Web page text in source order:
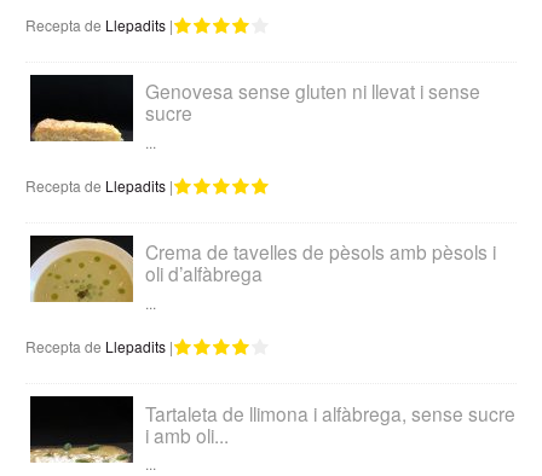
Recepta de Llepadits |
Genovesa sense gluten ni llevat i sense
sucre
...
Recepta de Llepadits |
Crema de tavelles de pèsols amb pèsols i
oli d’alfàbrega
...
Recepta de Llepadits |
Tartaleta de llimona i alfàbrega, sense sucre
i amb oli...
...